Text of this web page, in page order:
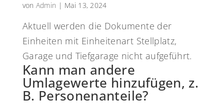
von Admin | Mai 13, 2024
Aktuell werden die Dokumente der
Einheiten mit Einheitenart Stellplatz,
Garage und Tiefgarage nicht aufgeführt.
Kann man andere
Umlagewerte hinzufügen, z.
B. Personenanteile?